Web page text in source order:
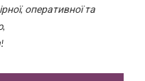
оперативної та